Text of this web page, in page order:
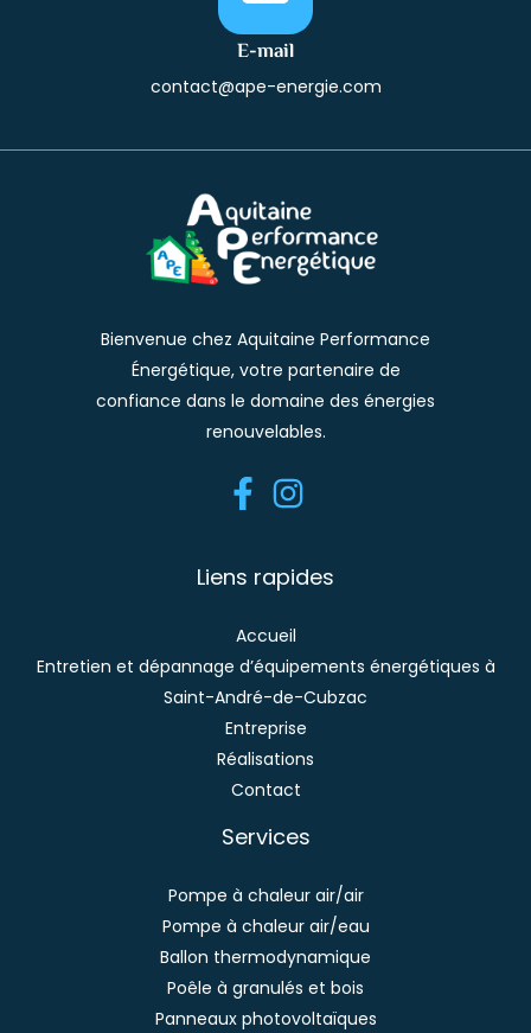
E-mail
contact@ape-energie.com
Bienvenue chez Aquitaine Performance
Énergétique, votre partenaire de
confiance dans le domaine des énergies
renouvelables.
Liens rapides
Accueil
Entretien et dépannage d’équipements énergétiques à
Saint-André-de-Cubzac
Entreprise
Réalisations
Contact
Services
Pompe à chaleur air/air
Pompe à chaleur air/eau
Ballon thermodynamique
Poêle à granulés et bois
Panneaux photovoltaïques